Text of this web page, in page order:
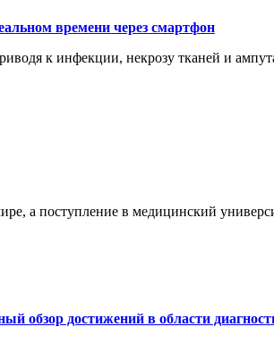
времени через смартфон
к инфекции, некрозу тканей и
а поступление в медицинский
обзор достижений в области